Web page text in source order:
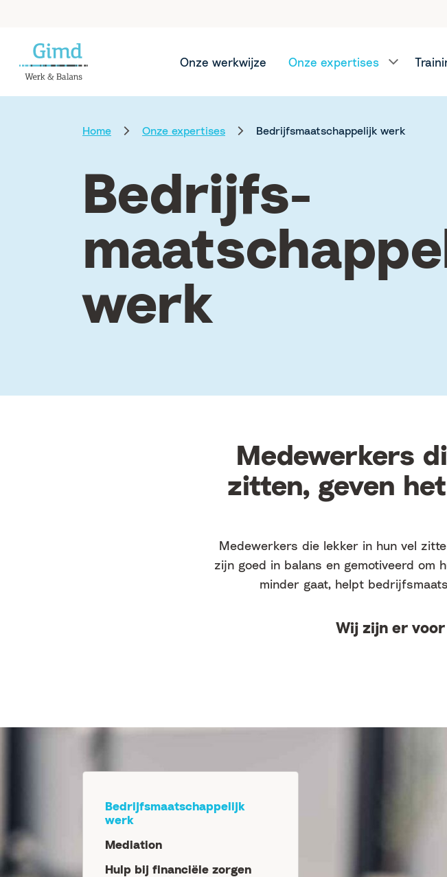
Onze werkwijze Onze expertises
Home Onze expertises Bedrijfsmaatschappelijk werk
Bedrijfs­
werk
Medewerkers
zitten, geven
Medewerkers die lekker in hun vel
zijn goed in balans en gemotiveerd om
minder gaat, helpt
Wij zijn er
Bedrijfsmaatschappelijk
werk
Mediation
Hulp bij financiële zorgen